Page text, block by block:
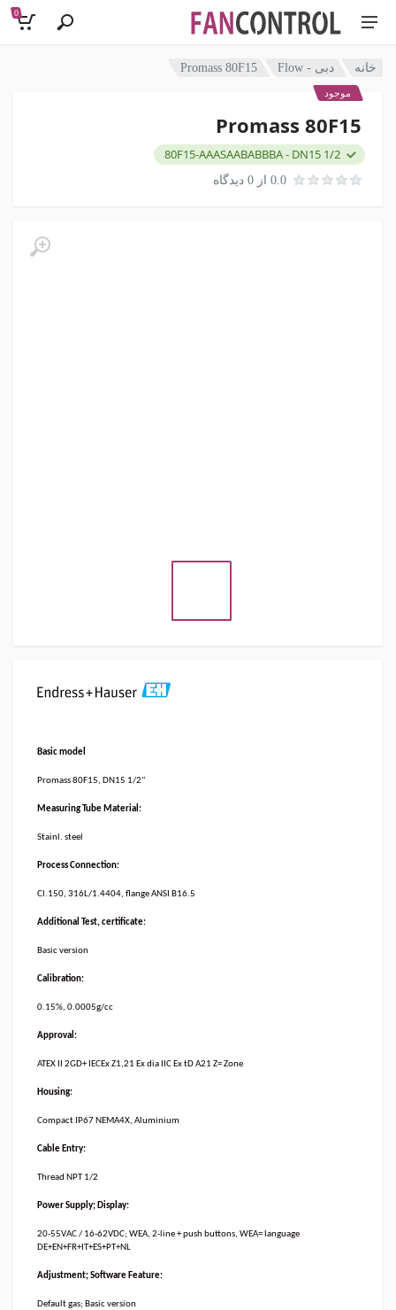
0
خانه دبی - Flow Promass 80F15
Promass 80F15
0.0 از 0 دیدگاه
80F15-AAASAABABBBA - DN15 1/2
Basic model
Promass 80F15, DN15 1/2"
Measuring Tube Material:
Stainl. steel
Process Connection:
Cl.150, 316L/1.4404, flange ANSI B16.5
Additional Test, certificate:
Basic version
Calibration:
0.15%, 0.0005g/cc
Approval:
ATEX II 2GD+ IECEx Z1,21 Ex dia IIC Ex tD A21 Z= Zone
Housing:
Compact IP67 NEMA4X, Aluminium
Cable Entry:
Thread NPT 1/2
Power Supply; Display:
20-55VAC / 16-62VDC; WEA, 2-line + push buttons, WEA= language
DE+EN+FR+IT+ES+PT+NL
Adjustment; Software Feature:
Default gas; Basic version
موجود